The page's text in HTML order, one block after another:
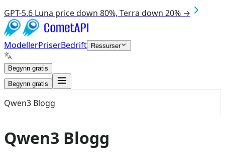
GPT-5.6 Luna price down 80%, Terra down 20% →
ModellerPriserBedrift Ressurser
Begynn gratis
Begynn gratis
Qwen3 Blogg
Qwen3 Blogg